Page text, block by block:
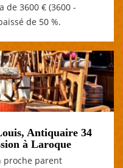
de 3600 € (3600 -
de 50 %.
Antiquaire 34
à Laroque
proche parent